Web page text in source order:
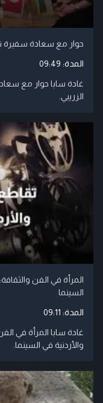
حوار مع سعادة سفيرة
المدة: 09:49
غادة سابا حوار مع
الزريبي.
المرأة في الفن
السينما
المدة: 09:11
غادة سابا المرأة في
والأردنية في السينما.